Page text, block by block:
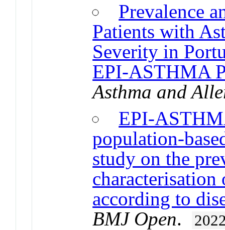
Prevalence
Patients with
Severity in
EPI-ASTHMA
Asthma and
EPI-
population-
study on the
according to
BMJ Open.